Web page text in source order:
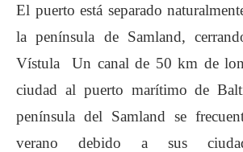
El puerto está separado
la península de Samland,
Vístula Un canal de 50 km de
ciudad al puerto marítimo de
península del Samland se
verano debido a sus